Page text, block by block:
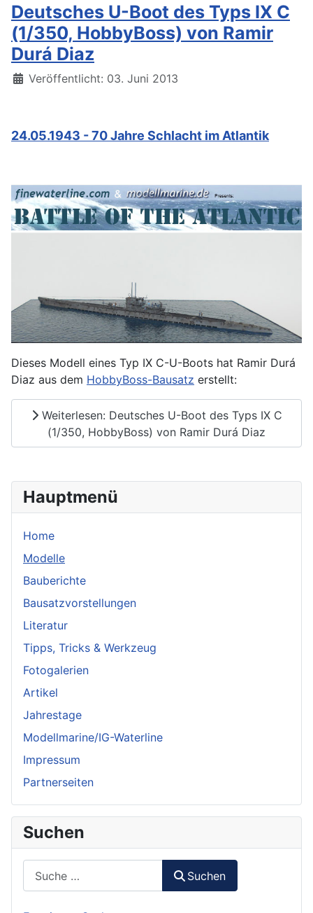
Hauptmenü
Home
Modelle
Bauberichte
Bausatzvorstellungen
Literatur
Tipps, Tricks & Werkzeug
Fotogalerien
Artikel
Jahrestage
Modellmarine/IG-Waterline
Impressum
Partnerseiten
Suchen
Suchen
Deutsches U-Boot des Typs IX C
(1/350, HobbyBoss) von Ramir
Durá Diaz
Details
Veröffentlicht: 03. Juni 2013
24.05.1943 - 70 Jahre Schlacht im Atlantik
Dieses Modell eines Typ IX C-U-Boots hat Ramir Durá
Diaz aus dem HobbyBoss-Bausatz erstellt:
Weiterlesen: Deutsches U-Boot des Typs IX C
(1/350, HobbyBoss) von Ramir Durá Diaz